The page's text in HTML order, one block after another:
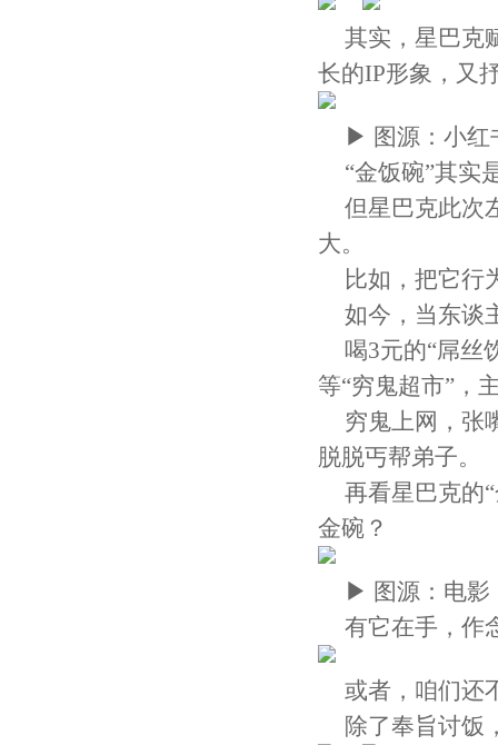
其实，星巴克
长的IP形象，又
▶ 图源：小红
“金饭碗”其实
但星巴克此次
大。
比如，把它行
如今，当东谈
喝3元的“屌丝
等“穷鬼超市”，
穷鬼上网，张
脱脱丐帮弟子。
再看星巴克的
金碗？
▶ 图源：电影
有它在手，作
或者，咱们还
除了奉旨讨